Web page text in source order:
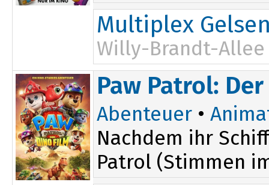
Multiplex
Willy-Brandt-Allee
Paw Patrol:
Abenteuer •
Nachdem ihr
Patrol (Stimmen